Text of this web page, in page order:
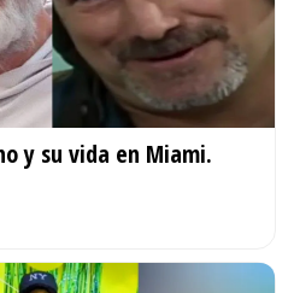
y su vida en Miami.